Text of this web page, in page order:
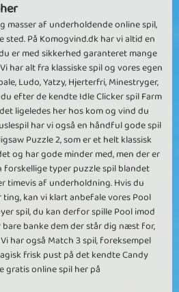
masser af underholdende online spil,
På Komogvind.dk har vi altid en
er med sikkerhed garanteret mange
har alt fra klassiske spil og vores egen
Ludo, Yatzy, Hjerterfri, Minestryger,
efter de kendte Idle Clicker spil Farm
ligeledes her hos kom og vind du
har vi også en håndful gode spil
Puzzle 2, som er et helt klassisk
og har gode minder med, men der er
forskellige typer puzzle spil blandet
timevis af underholdning. Hvis du
kan vi klart anbefale vores Pool
spil, du kan derfor spille Pool imod
banke dem der står dig næst for,
har også Match 3 spil, foreksempel
frisk pust på det kendte Candy
gratis online spil her på